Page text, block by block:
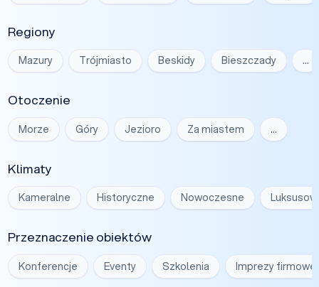
Regiony
Mazury Trójmiasto Beskidy Bieszczady …
Otoczenie
Morze Góry Jezioro Za miastem …
Klimaty
Kameralne Historyczne Nowoczesne
Przeznaczenie obiektów
Konferencje Eventy Szkolenia Imprezy firmowe